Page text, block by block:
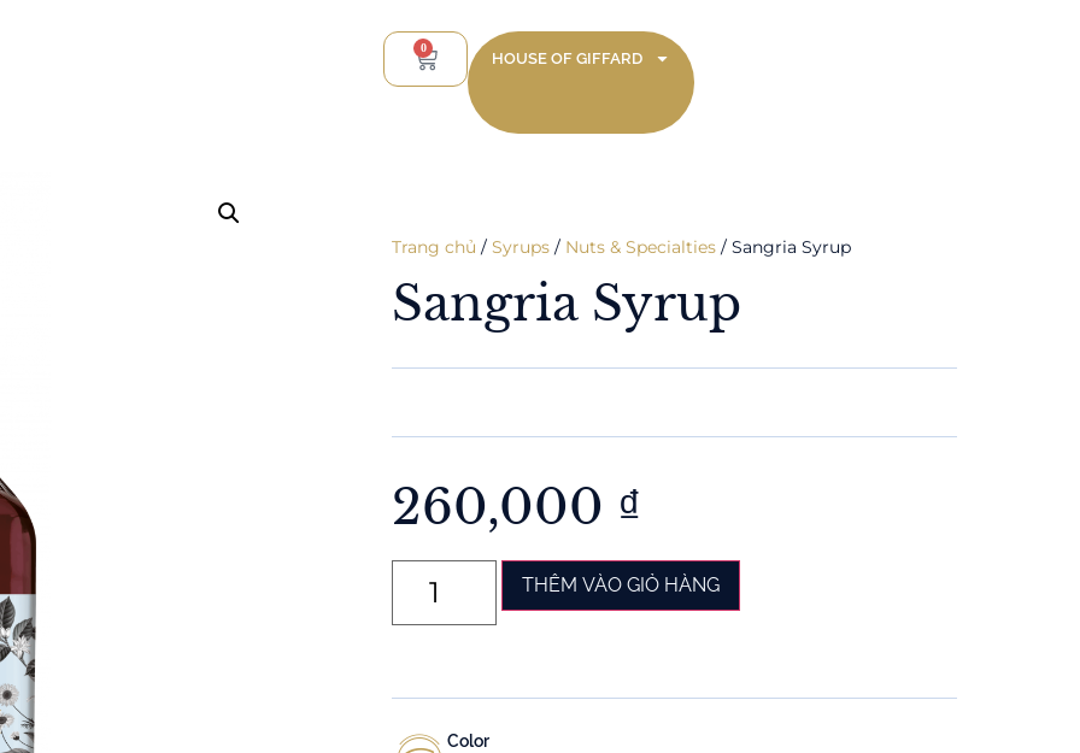
0
HOUSE OF GIFFARD
Trang chủ / Syrups/ Nuts & Specialties/ Sangria Syrup
Sangria Syrup
260,000 ₫
THÊM VÀO GIỎ HÀNG
Color